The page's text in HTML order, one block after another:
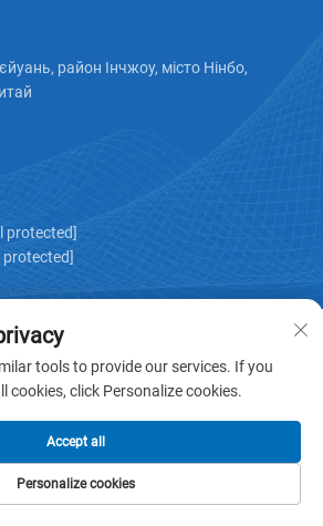
район Інчжоу, місто Нінбо,
protected]
protected]
Політика конфіденційності
tools to provide our services. If you
cookies, click Personalize cookies.
Personalize cookies
Accept all